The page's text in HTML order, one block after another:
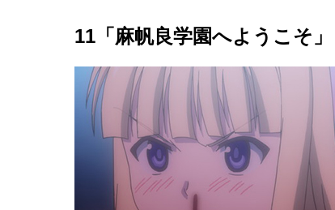
11「麻帆良学園へようこそ」